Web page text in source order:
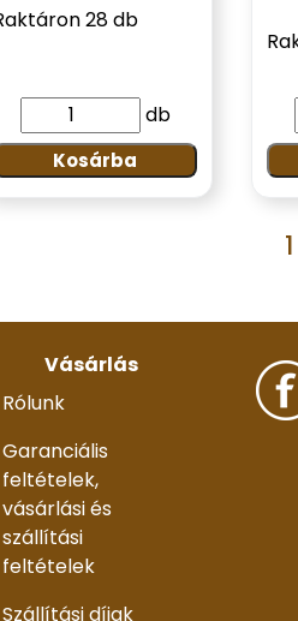
28 db
db
Kosárba
1
Vásárlás
Rólunk
Garanciális
feltételek,
vásárlási és
szállítási
feltételek
Szállítási díjak